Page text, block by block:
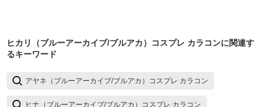
ヒカリ（ブルーアーカイブ/ブルアカ）コスプレ カラコンに関連す
るキーワード
アヤネ（ブルーアーカイブ/ブルアカ）コスプレ カラコン
ヒナ（ブルーアーカイブ/ブルアカ）コスプレ カラコン